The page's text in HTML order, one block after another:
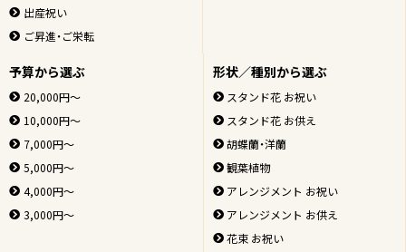
出産祝い
ご昇進・ご栄転
予算から選ぶ
20,000円～
10,000円～
7,000円～
5,000円～
4,000円～
3,000円～
形状／種別から選ぶ
スタンド花 お祝い
スタンド花 お供え
胡蝶蘭・洋蘭
観葉植物
アレンジメント お祝い
アレンジメント お供え
花束 お祝い